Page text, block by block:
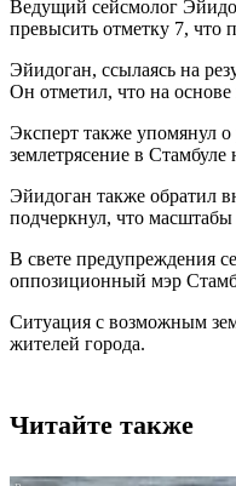
Ведущий сейсмолог
превысить отметку 7, что
Эйидоган, ссылаясь на
Он отметил, что на основе
Эксперт также упомянул
землетрясение в
Эйидоган также обратил
подчеркнул, что
В свете предупреждения
оппозиционный мэр
Ситуация с возможным
жителей города.
Читайте также